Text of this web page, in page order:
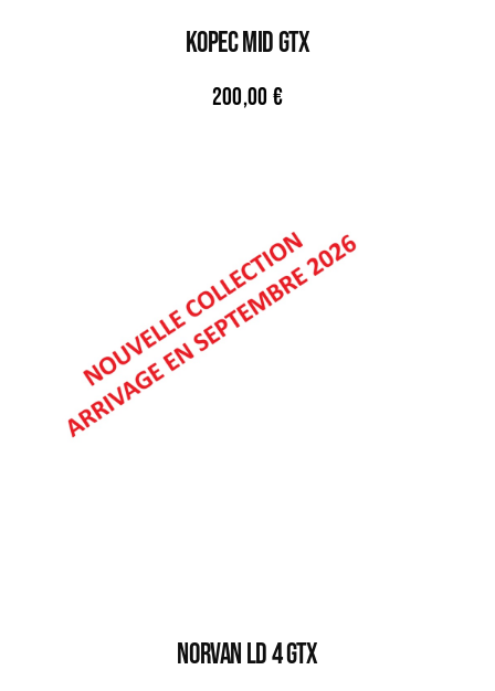
KOPEC MID GTX
200,00 €
NORVAN LD 4 GTX